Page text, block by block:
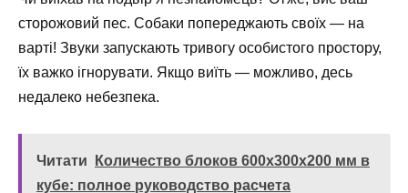
сторожовий пес. Собаки попереджають своїх — на
варті! Звуки запускають тривогу особистого простору,
їх важко ігнорувати. Якщо виїть — можливо, десь
недалеко небезпека.
Читати
Количество блоков 600x300x200 мм в
кубе: полное руководство расчета